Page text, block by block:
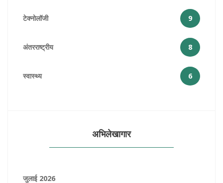
टेक्नोलॉजी 9
अंतरराष्ट्रीय 8
स्वास्थ्य 6
अभिलेखागार
जुलाई 2026